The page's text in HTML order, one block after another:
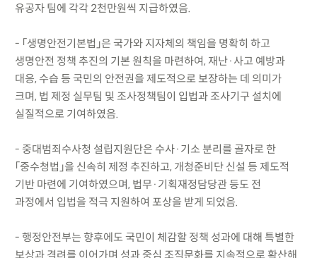
유공자 팀에 각각 2천만원씩 지급하였음.
- 「생명안전기본법」은 국가와 지자체의 책임을 명확히 하고
생명안전 정책 추진의 기본 원칙을 마련하여, 재난·사고 예방과
대응, 수습 등 국민의 안전권을 제도적으로 보장하는 데 의미가
크며, 법 제정 실무팀 및 조사정책팀이 입법과 조사기구 설치에
실질적으로 기여하였음.
- 중대범죄수사청 설립지원단은 수사·기소 분리를 골자로 한
「중수청법」을 신속히 제정 추진하고, 개청준비단 신설 등 제도적
기반 마련에 기여하였으며, 법무·기획재정담당관 등도 전
과정에서 입법을 적극 지원하여 포상을 받게 되었음.
- 행정안전부는 향후에도 국민이 체감할 정책 성과에 대해 특별한
보상과 격려를 이어가며 성과 중심 조직문화를 지속적으로 확산해